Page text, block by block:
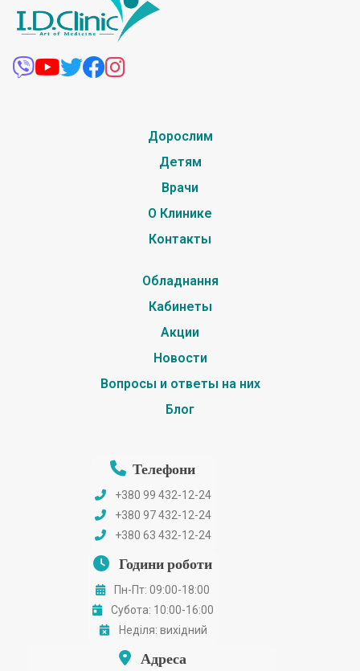
Дорослим
Детям
Врачи
О Клинике
Контакты
Обладнання
Кабинеты
Акции
Новости
Вопросы и ответы на них
Блог
Телефони
+380 99 432-12-24
+380 97 432-12-24
+380 63 432-12-24
Години роботи
Пн-Пт: 09:00-18:00
Субота: 10:00-16:00
Неділя: вихідний
Адреса